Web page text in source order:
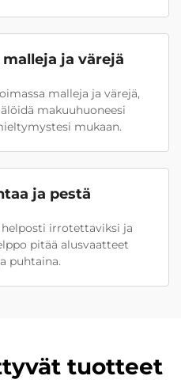
ja värejä
malleja ja värejä,
makuuhuoneesi
mukaan.
ja pestä
irrotettaviksi ja
pitää alusvaatteet
puhtaina.
tuotteet